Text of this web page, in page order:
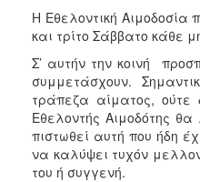
Η Εθελοντική Αιμοδοσία
και τρίτο Σάββατο κάθε
Σ’ αυτήν την κοινή
συμμετάσχουν.
τράπεζα αίματος, ούτε
Εθελοντής Αιμοδότης
πιστωθεί αυτή που ήδη
να καλύψει τυχόν
του ή συγγενή.